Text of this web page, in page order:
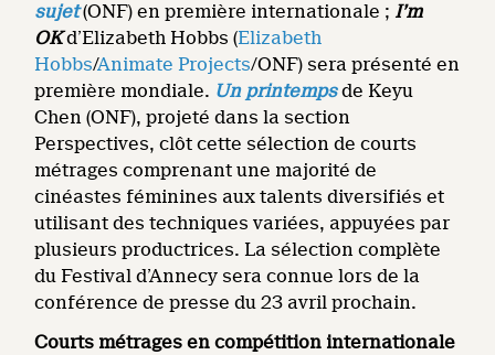
sujet (ONF) en première internationale ; I’m
OKd’Elizabeth Hobbs (Elizabeth
Hobbs/Animate Projects/ONF) sera présenté en
première mondiale. Un printempsde Keyu
Chen (ONF), projeté dans la section
Perspectives, clôt cette sélection de courts
métrages comprenant une majorité de
cinéastes féminines aux talents diversifiés et
utilisant des techniques variées, appuyées par
plusieurs productrices. La sélection complète
du Festival d’Annecy sera connue lors de la
conférence de presse du 23 avril prochain.
Courts métrages en compétition internationale